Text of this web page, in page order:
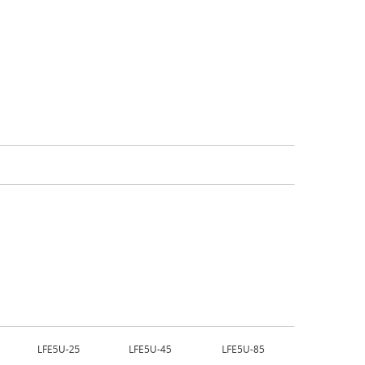
LFE5U-25 LFE5U-45 LFE5U-85